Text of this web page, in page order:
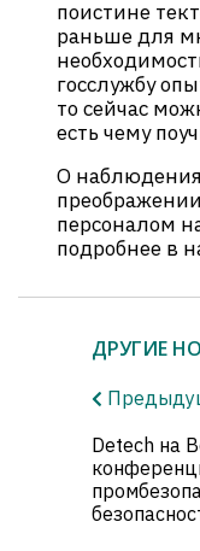
поистине
раньше для
госслужбу
то сейчас
есть чему
О
персоналом
подробнее в
ДРУГИЕ
Detech на